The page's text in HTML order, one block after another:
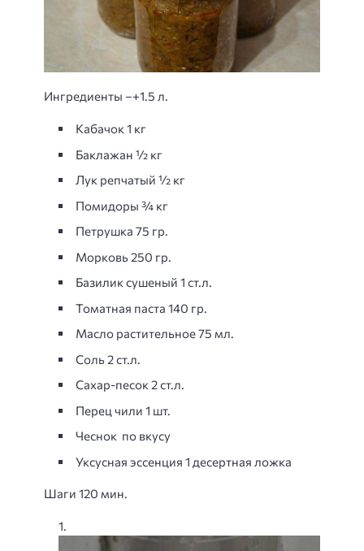
Ингредиенты –+1.5 л.
Кабачок 1 кг
Баклажан ½ кг
Лук репчатый ½ кг
Помидоры ¾ кг
Петрушка 75 гр.
Морковь 250 гр.
Базилик сушеный 1 ст.л.
Томатная паста 140 гр.
Масло растительное 75 мл.
Соль 2 ст.л.
Сахар-песок 2 ст.л.
Перец чили 1 шт.
Чеснок по вкусу
Уксусная эссенция 1 десертная ложка
Шаги 120 мин.